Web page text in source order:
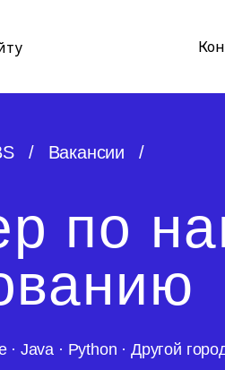
/ Вакансии /
по
· Java · Python · Другой